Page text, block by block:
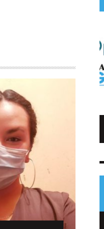
arancel al polisilicio
solares